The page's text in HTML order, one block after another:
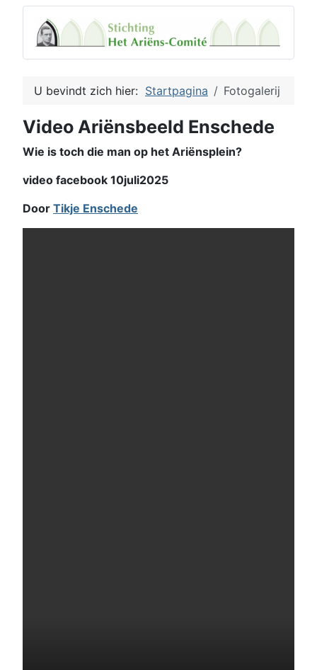
U bevindt zich hier: Startpagina Fotogalerij
Video Ariënsbeeld Enschede
Wie is toch die man op het Ariënsplein?
video facebook 10juli2025
Door Tikje Enschede